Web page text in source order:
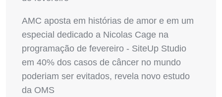
AMC aposta em histórias de amor e em um
especial dedicado a Nicolas Cage na
programação de fevereiro - SiteUp Studio
em 40% dos casos de câncer no mundo
poderiam ser evitados, revela novo estudo
da OMS